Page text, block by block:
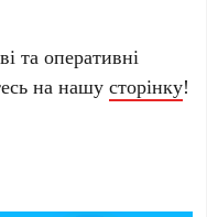
та оперативні
на нашусторінку!